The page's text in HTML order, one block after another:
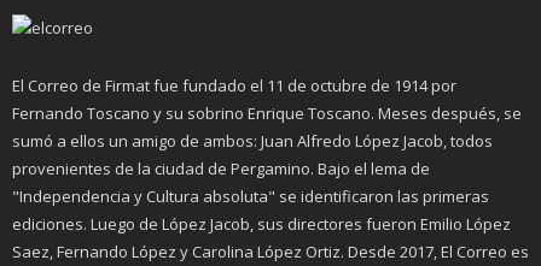
El Correo de Firmat fue fundado el 11 de octubre de 1914 por
Fernando Toscano y su sobrino Enrique Toscano. Meses después, se
sumó a ellos un amigo de ambos: Juan Alfredo López Jacob, todos
provenientes de la ciudad de Pergamino. Bajo el lema de
"Independencia y Cultura absoluta" se identificaron las primeras
ediciones. Luego de López Jacob, sus directores fueron Emilio López
Saez, Fernando López y Carolina López Ortiz. Desde 2017, El Correo es